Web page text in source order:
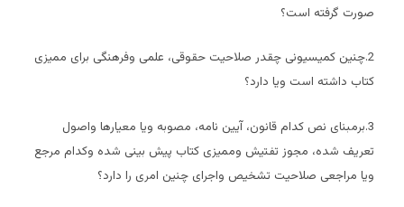
صورت گرفته است؟
2.چنین کمیسیونی چقدر صلاحیت حقوقی، علمی وفرهنگی برای ممیزی
کتاب داشته است ویا دارد؟
3.برمبنای نص کدام قانون، آیین نامه، مصوبه ویا معیارها واصول
تعریف شده، مجوز تفتیش وممیزی کتاب پیش بینی شده وکدام مرجع
ویا مراجعی صلاحیت تشخیص واجرای چنین امری را دارد؟